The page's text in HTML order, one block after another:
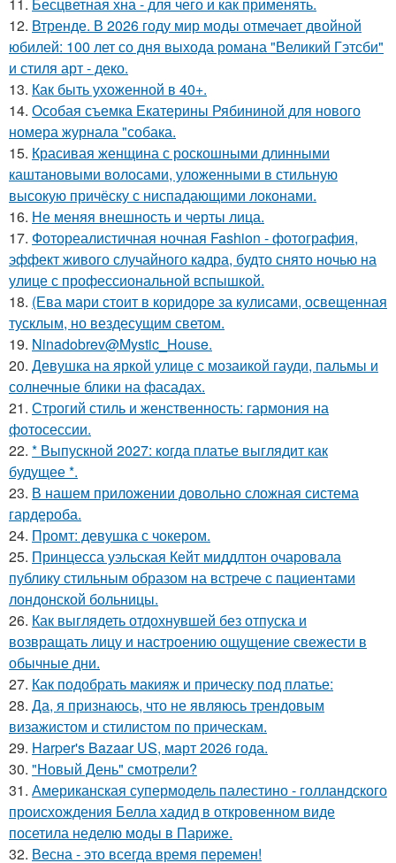
12. Втренде. В 2026 году мир моды отмечает двойной
юбилей: 100 лет со дня выхода романа "Великий Гэтсби"
и стиля арт - деко.
13. Как быть ухоженной в 40+.
14. Особая съемка Екатерины Рябининой для нового
номера журнала "собака.
15. Красивая женщина с роскошными длинными
каштановыми волосами, уложенными в стильную
высокую причёску с ниспадающими локонами.
16. Не меняя внешность и черты лица.
17. Фотореалистичная ночная Fashion - фотография,
эффект живого случайного кадра, будто снято ночью на
улице с профессиональной вспышкой.
18. (Ева мари стоит в коридоре за кулисами, освещенная
тусклым, но вездесущим светом.
19. Ninadobrev@Mystic_House.
20. Девушка на яркой улице с мозаикой гауди, пальмы и
солнечные блики на фасадах.
21. Строгий стиль и женственность: гармония на
фотосессии.
22. * Выпускной 2027: когда платье выглядит как
будущее *.
23. В нашем приложении довольно сложная система
гардероба.
24. Промт: девушка с чокером.
25. Принцесса уэльская Кейт миддлтон очаровала
публику стильным образом на встрече с пациентами
лондонской больницы.
26. Как выглядеть отдохнувшей без отпуска и
возвращать лицу и настроению ощущение свежести в
обычные дни.
27. Как подобрать макияж и прическу под платье:
28. Да, я признаюсь, что не являюсь трендовым
визажистом и стилистом по прическам.
29. Harper's Bazaar US, март 2026 года.
30. "Новый День" смотрели?
31. Американская супермодель палестино - голландского
происхождения Белла хадид в откровенном виде
посетила неделю моды в Париже.
32. Весна - это всегда время перемен!